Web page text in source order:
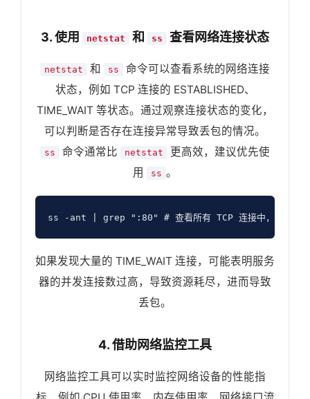
3. 使用 netstat 和 ss 查看网络连接状态
netstat 和 ss
命令可以查看系统的网络连接
状态，例如 TCP 连接的 ESTABLISHED、
TIME_WAIT 等状态。通过观察连接状态的变化，
可以判断是否存在连接异常导致丢包的情况。
ss 命令通常比 netstat
更高效，建议优先使
用
ss 。
ss -ant | grep ":80" # 查看所有 TCP 连接中，本地端口
如果发现大量的 TIME_WAIT 连接，可能表明服务
器的并发连接数过高，导致资源耗尽，进而导致
丢包。
4. 借助网络监控工具
网络监控工具可以实时监控网络设备的性能指